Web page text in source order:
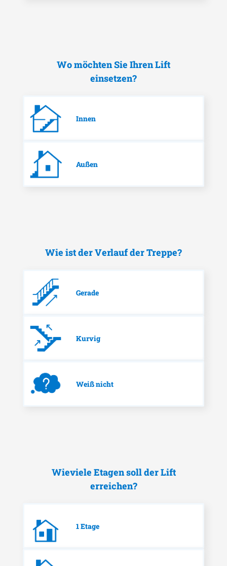
Wo möchten Sie Ihren Lift
einsetzen?
Innen
Außen
Wie ist der Verlauf der Treppe?
Gerade
Kurvig
Weiß nicht
Wieviele Etagen soll der Lift
erreichen?
1 Etage